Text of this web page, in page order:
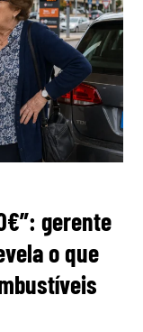
gerente
o que